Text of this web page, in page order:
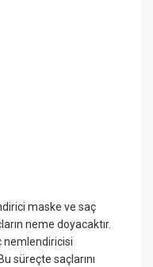
maske ve saç
neme doyacaktır.
nemlendiricisi
süreçte saçlarını